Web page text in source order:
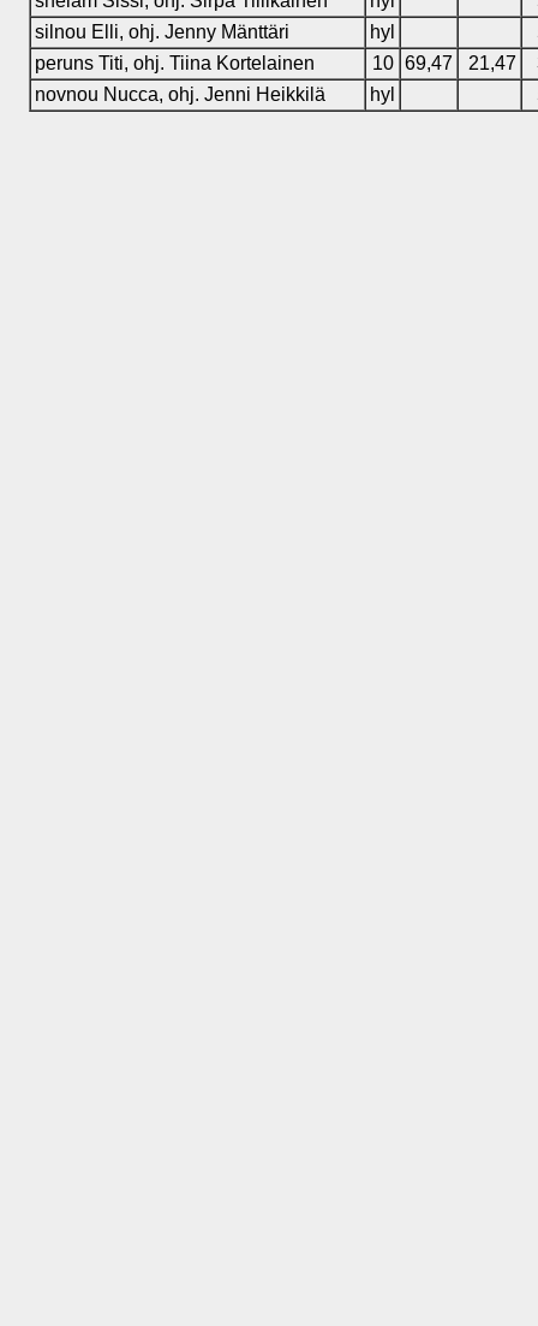
silnou Elli, ohj. Jenny Mänttäri
hyl
peruns Titi, ohj. Tiina Kortelainen
10 69,47 21,47
novnou Nucca, ohj. Jenni Heikkilä
hyl